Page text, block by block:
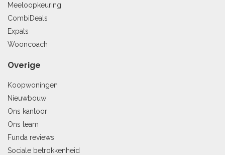
Meeloopkeuring
CombiDeals
Expats
Wooncoach
Overige
Koopwoningen
Nieuwbouw
Ons kantoor
Ons team
Funda reviews
Sociale betrokkenheid